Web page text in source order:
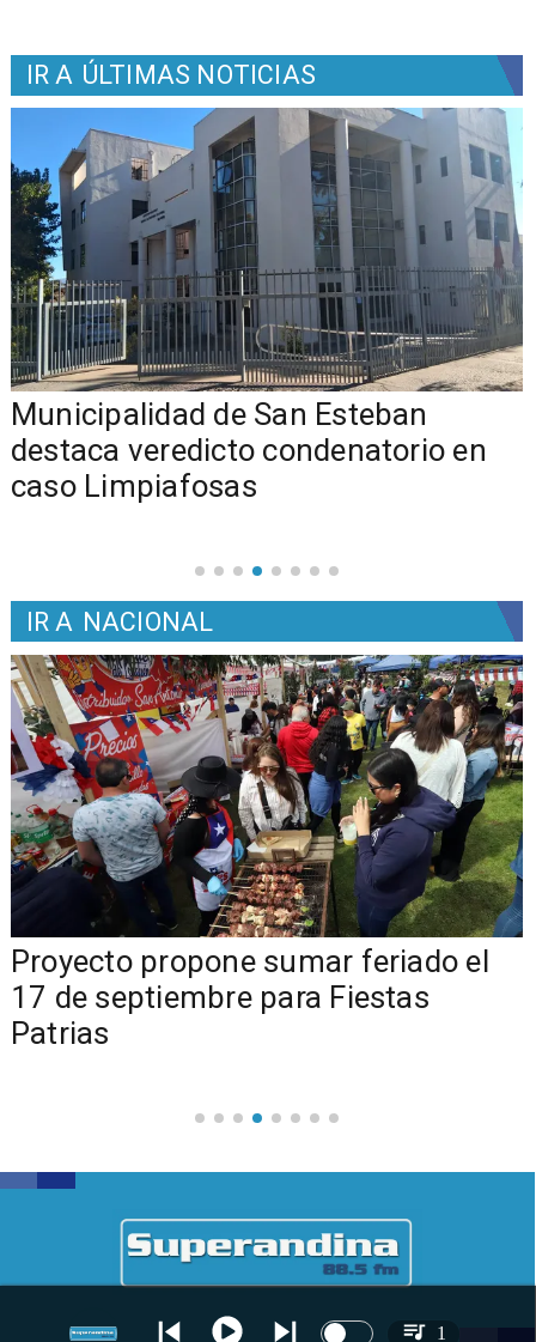
IR A ÚLTIMAS NOTICIAS
Municipalidad de San Esteban
destaca veredicto condenatorio en
caso Limpiafosas
IR A NACIONAL
Proyecto propone sumar feriado el
17 de septiembre para Fiestas
Patrias
1